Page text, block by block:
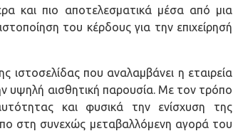
και πιο αποτελεσματικά μέσα από μια
του κέρδους για την επιχείρησή
που αναλαμβάνει η εταιρεία
υψηλή αισθητική παρουσία. Με τον τρόπο
και φυσικά την ενίσχυση της
στη συνεχώς μεταβαλλόμενη αγορά του